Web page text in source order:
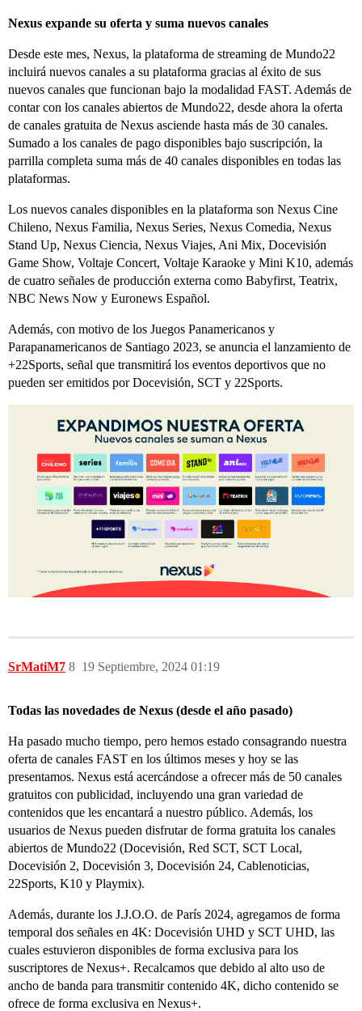
Nexus expande su oferta y suma nuevos canales
Desde este mes, Nexus, la plataforma de streaming de Mundo22
incluirá nuevos canales a su plataforma gracias al éxito de sus
nuevos canales que funcionan bajo la modalidad FAST. Además de
contar con los canales abiertos de Mundo22, desde ahora la oferta
de canales gratuita de Nexus asciende hasta más de 30 canales.
Sumado a los canales de pago disponibles bajo suscripción, la
parrilla completa suma más de 40 canales disponibles en todas las
plataformas.
Los nuevos canales disponibles en la plataforma son Nexus Cine
Chileno, Nexus Familia, Nexus Series, Nexus Comedia, Nexus
Stand Up, Nexus Ciencia, Nexus Viajes, Ani Mix, Docevisión
Game Show, Voltaje Concert, Voltaje Karaoke y Mini K10, además
de cuatro señales de producción externa como Babyfirst, Teatrix,
NBC News Now y Euronews Español.
Además, con motivo de los Juegos Panamericanos y
Parapanamericanos de Santiago 2023, se anuncia el lanzamiento de
+22Sports, señal que transmitirá los eventos deportivos que no
pueden ser emitidos por Docevisión, SCT y 22Sports.
SrMatiM7 19 Septiembre, 2024 01:19
8
Todas las novedades de Nexus (desde el año pasado)
Ha pasado mucho tiempo, pero hemos estado consagrando nuestra
oferta de canales FAST en los últimos meses y hoy se las
presentamos. Nexus está acercándose a ofrecer más de 50 canales
gratuitos con publicidad, incluyendo una gran variedad de
contenidos que les encantará a nuestro público. Además, los
usuarios de Nexus pueden disfrutar de forma gratuita los canales
abiertos de Mundo22 (Docevisión, Red SCT, SCT Local,
Docevisión 2, Docevisión 3, Docevisión 24, Cablenoticias,
22Sports, K10 y Playmix).
Además, durante los J.J.O.O. de París 2024, agregamos de forma
temporal dos señales en 4K: Docevisión UHD y SCT UHD, las
cuales estuvieron disponibles de forma exclusiva para los
suscriptores de Nexus+. Recalcamos que debido al alto uso de
ancho de banda para transmitir contenido 4K, dicho contenido se
ofrece de forma exclusiva en Nexus+.